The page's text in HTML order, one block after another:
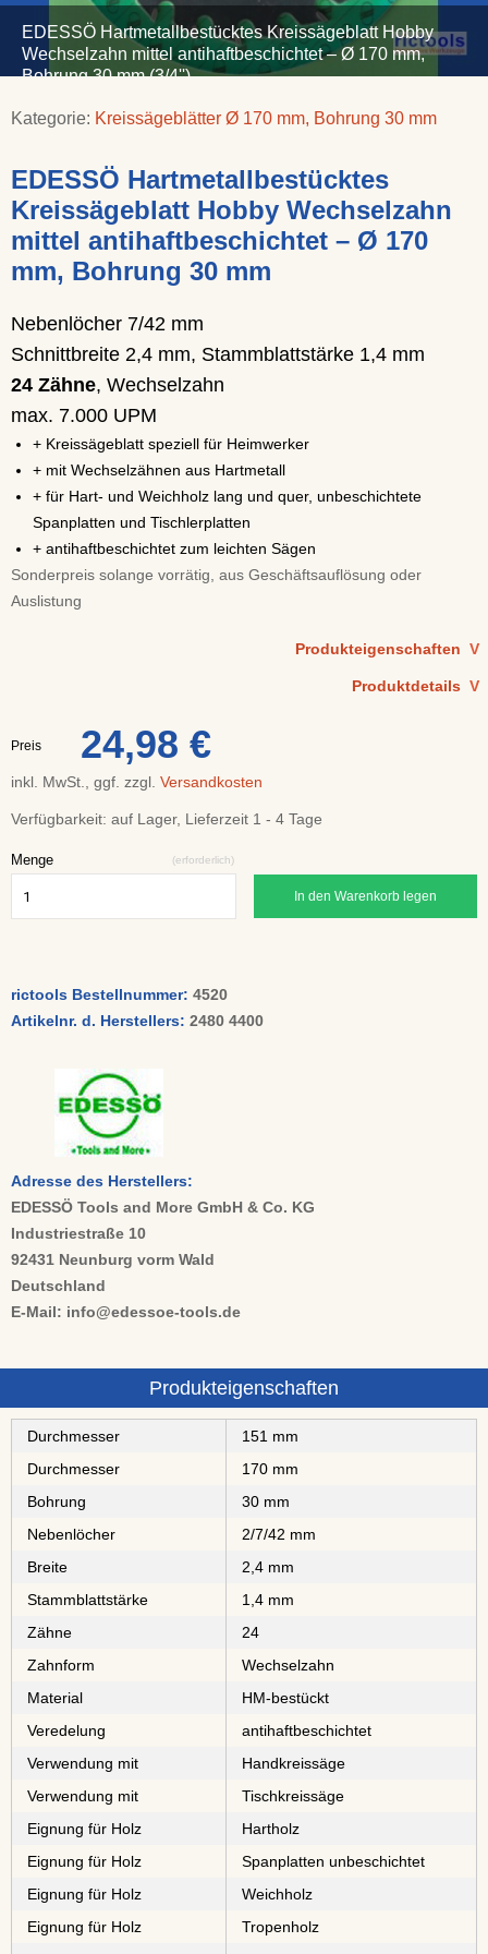
EDESSÖ Hartmetallbestücktes Kreissägeblatt Hobby
Wechselzahn mittel antihaftbeschichtet – Ø 170 mm,
Bohrung 30 mm (3/4'')
Kategorie: Kreissägeblätter Ø 170 mm, Bohrung 30 mm
EDESSÖ Hartmetallbestücktes
Kreissägeblatt Hobby Wechselzahn
mittel antihaftbeschichtet – Ø 170
mm, Bohrung 30 mm
Nebenlöcher 7/42 mm
Schnittbreite 2,4 mm, Stammblattstärke 1,4 mm
24 Zähne, Wechselzahn
max. 7.000 UPM
+ Kreissägeblatt speziell für Heimwerker
+ mit Wechselzähnen aus Hartmetall
+ für Hart- und Weichholz lang und quer, unbeschichtete
Spanplatten und Tischlerplatten
+ antihaftbeschichtet zum leichten Sägen
Sonderpreis solange vorrätig, aus Geschäftsauflösung oder
Auslistung
Produkteigenschaften V
Produktdetails V
Preis 24,98 €
inkl. MwSt., ggf. zzgl. Versandkosten
Verfügbarkeit: auf Lager, Lieferzeit 1 - 4 Tage
Menge (erforderlich)
In den Warenkorb legen
rictools Bestellnummer: 4520
Artikelnr. d. Herstellers: 2480 4400
Adresse des Herstellers:
EDESSÖ Tools and More GmbH & Co. KG
Industriestraße 10
92431 Neunburg vorm Wald
Deutschland
E-Mail: info@edessoe-tools.de
Produkteigenschaften
Durchmesser
151 mm
Durchmesser
170 mm
Bohrung
30 mm
Nebenlöcher
2/7/42 mm
Breite
2,4 mm
Stammblattstärke
1,4 mm
Zähne
24
Zahnform
Wechselzahn
Material
⁠⁠⁠⁠⁠⁠⁠⁠HM-bestückt
Veredelung
antihaftbeschichtet
Verwendung mit
Handkreissäge
Verwendung mit
Tischkreissäge
Eignung für Holz
⁠⁠⁠Hartholz
Eignung für Holz
⁠⁠⁠⁠⁠⁠⁠⁠Spanplatten unbeschichtet
Eignung für Holz
⁠Weichholz
Eignung für Holz
⁠⁠⁠⁠⁠Tropenholz